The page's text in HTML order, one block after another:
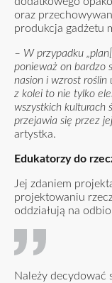
oraz
produkcja gadżetu
– W przypadku
ponieważ on bardzo
nasion i wzrost roślin
z kolei to nie tylko
wszystkich kulturach
przejawia się przez
artystka.
Edukatorzy do
Jej zdaniem
projektowaniu
oddziałują na
Należy decydować